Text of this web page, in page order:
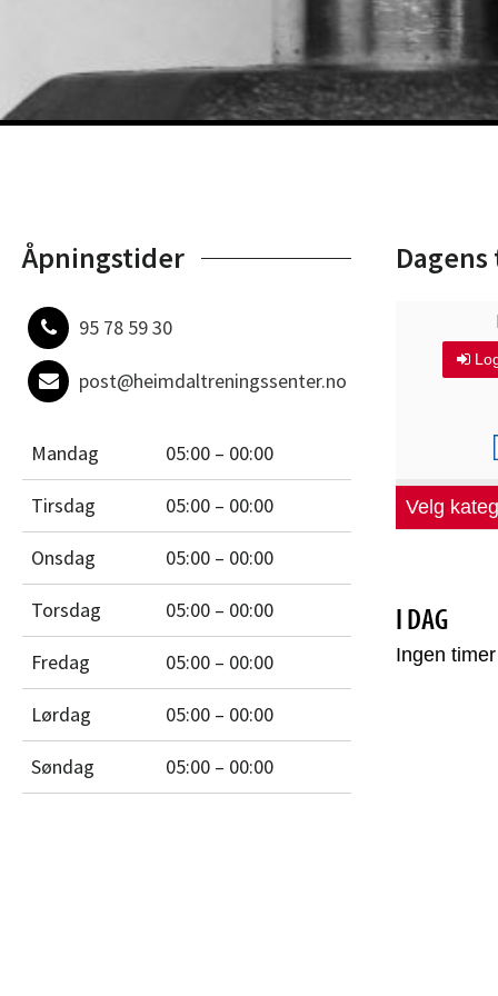
Åpningstider
95 78 59 30
post@heimdaltreningssenter.no
Mandag 05:00 – 00:00
Tirsdag 05:00 – 00:00
Onsdag 05:00 – 00:00
Torsdag 05:00 – 00:00
Fredag 05:00 – 00:00
Lørdag 05:00 – 00:00
Søndag 05:00 – 00:00